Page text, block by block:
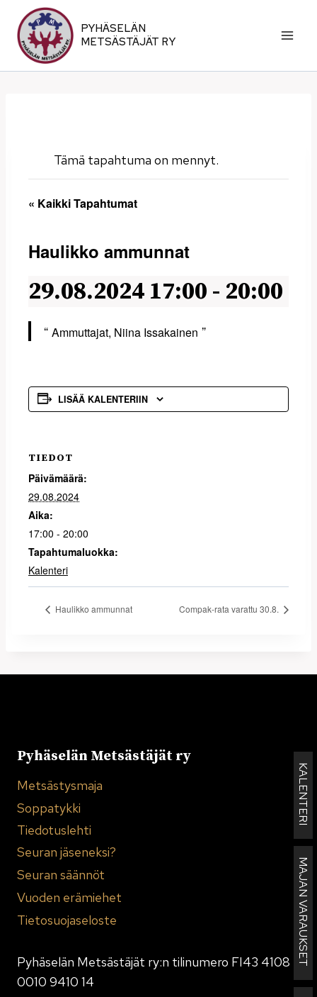
KALENTERI
MAJAN VARAUKSET
sisältöön
PYHÄSELÄN
METSÄSTÄJÄT RY
Tämä tapahtuma on mennyt.
« Kaikki Tapahtumat
Haulikko ammunnat
29.08.2024 17:00 - 20:00
Ammuttajat, Niina Issakainen
LISÄÄ KALENTERIIN
TIEDOT
Päivämäärä:
29.08.2024
Aika:
17:00 - 20:00
Tapahtumaluokka:
Kalenteri
Haulikko ammunnat Compak-rata varattu 30.8.
Pyhäselän Metsästäjät ry
Metsästysmaja
Soppatykki
Tiedotuslehti
Seuran jäseneksi?
Seuran säännöt
Vuoden erämiehet
Tietosuojaseloste
Pyhäselän Metsästäjät ry:n tilinumero FI43 4108
0010 9410 14